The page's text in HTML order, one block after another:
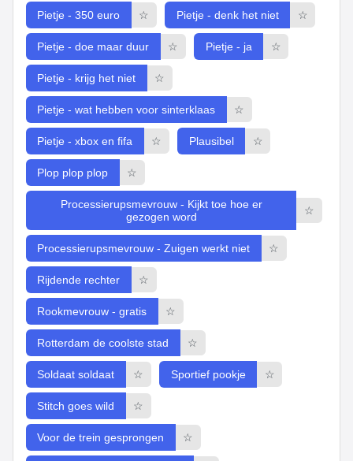
Pietje - 350 euro ☆ Pietje - denk het niet ☆
Pietje - doe maar duur ☆ Pietje - ja ☆
Pietje - krijg het niet ☆
Pietje - wat hebben voor sinterklaas ☆
Pietje - xbox en fifa ☆ Plausibel ☆
Plop plop plop ☆
Processierupsmevrouw - Kijkt toe hoe er
gezogen word
☆
Processierupsmevrouw - Zuigen werkt niet ☆
Rijdende rechter ☆
Rookmevrouw - gratis ☆
Rotterdam de coolste stad ☆
Soldaat soldaat ☆ Sportief pookje ☆
Stitch goes wild ☆
Voor de trein gesprongen ☆